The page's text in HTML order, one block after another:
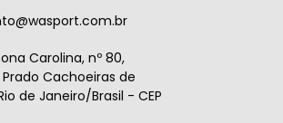
Carolina, nº 80,
Cachoeiras de
de Janeiro/Brasil - CEP